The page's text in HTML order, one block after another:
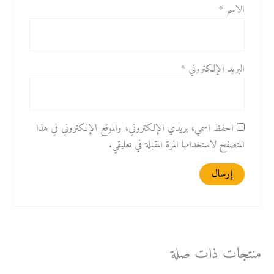
الاسم *
البريد الإلكتروني *
احفظ اسمي، بريدي الإلكتروني، والموقع الإلكتروني في هذا
المتصفح لاستخدامها المرة المقبلة في تعليقي.
منتجات ذات صلة